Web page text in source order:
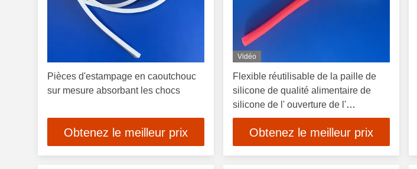
Pièces d'estampage en caoutchouc
sur mesure absorbant les chocs
Obtenez le meilleur prix
Vidéo
Flexible réutilisable de la paille de
silicone de qualité alimentaire de
silicone de l' ouverture de l'
aspirateur de boisson nettoyable
Obtenez le meilleur prix